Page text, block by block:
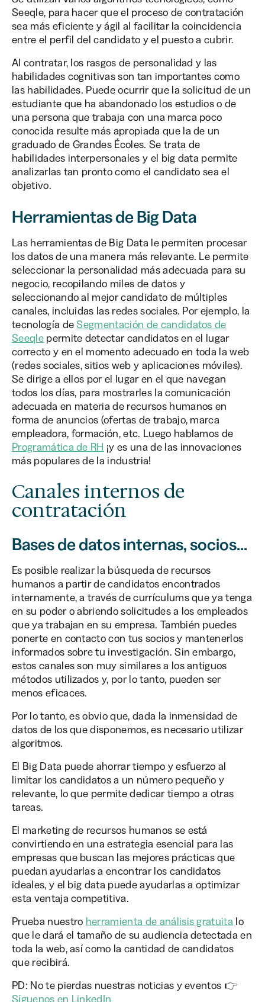
Seeqle, para hacer que el proceso de contratación
sea más eficiente y ágil al facilitar la coincidencia
entre el perfil del candidato y el puesto a cubrir.
Al contratar, los rasgos de personalidad y las
habilidades cognitivas son tan importantes como
las habilidades. Puede ocurrir que la solicitud de un
estudiante que ha abandonado los estudios o de
una persona que trabaja con una marca poco
conocida resulte más apropiada que la de un
graduado de Grandes Écoles. Se trata de
habilidades interpersonales y el big data permite
analizarlas tan pronto como el candidato sea el
objetivo.
Herramientas de Big Data
Las herramientas de Big Data le permiten procesar
los datos de una manera más relevante. Le permite
seleccionar la personalidad más adecuada para su
negocio, recopilando miles de datos y
seleccionando al mejor candidato de múltiples
canales, incluidas las redes sociales. Por ejemplo, la
tecnología deSegmentación de candidatos de
Seeqlepermite detectar candidatos en el lugar
correcto y en el momento adecuado en toda la web
(redes sociales, sitios web y aplicaciones móviles).
Se dirige a ellos por el lugar en el que navegan
todos los días, para mostrarles la comunicación
adecuada en materia de recursos humanos en
forma de anuncios (ofertas de trabajo, marca
empleadora, formación, etc. Luego hablamos de
Programática de RH ¡y es una de las innovaciones
más populares de la industria!
Canales internos de
contratación
Bases de datos internas, socios...
Es posible realizar la búsqueda de recursos
humanos a partir de candidatos encontrados
internamente, a través de currículums que ya tenga
en su poder o abriendo solicitudes a los empleados
que ya trabajan en su empresa. También puedes
ponerte en contacto con tus socios y mantenerlos
informados sobre tu investigación. Sin embargo,
estos canales son muy similares a los antiguos
métodos utilizados y, por lo tanto, pueden ser
menos eficaces.
Por lo tanto, es obvio que, dada la inmensidad de
datos de los que disponemos, es necesario utilizar
algoritmos.
El Big Data puede ahorrar tiempo y esfuerzo al
limitar los candidatos a un número pequeño y
relevante, lo que permite dedicar tiempo a otras
tareas.
El marketing de recursos humanos se está
convirtiendo en una estrategia esencial para las
empresas que buscan las mejores prácticas que
puedan ayudarlas a encontrar los candidatos
ideales, y el big data puede ayudarlas a optimizar
esta ventaja competitiva.
Prueba nuestro herramienta de análisis gratuita lo
que le dará el tamaño de su audiencia detectada en
toda la web, así como la cantidad de candidatos
que recibirá.
PD: No te pierdas nuestras noticias y eventos 👉
Síguenos en LinkedIn